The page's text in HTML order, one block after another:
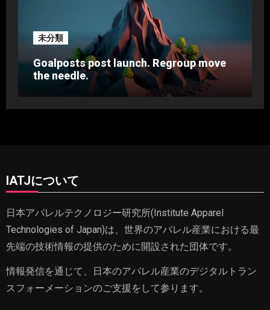
未分類
Goalposts post launch. Regroup move
the needle.
IATJについて
日本アパレルテクノロジー研究所(Institute Apparel
Technologies of Japan)は、世界のアパレル産業における最
先端の技術情報の提供のために開設された団体です。
情報発信を通じて、日本のアパレル産業のデジタルトラン
スフォーメーションのご支援をして参ります。